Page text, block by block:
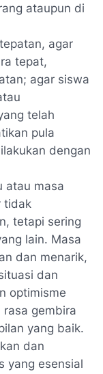
ataupun di
agar
tepat,
agar siswa
telah
pula
dengan
atau masa
tidak
tetapi sering
lain. Masa
dan menarik,
dan
optimisme
gembira
yang baik.
dan
yang esensial